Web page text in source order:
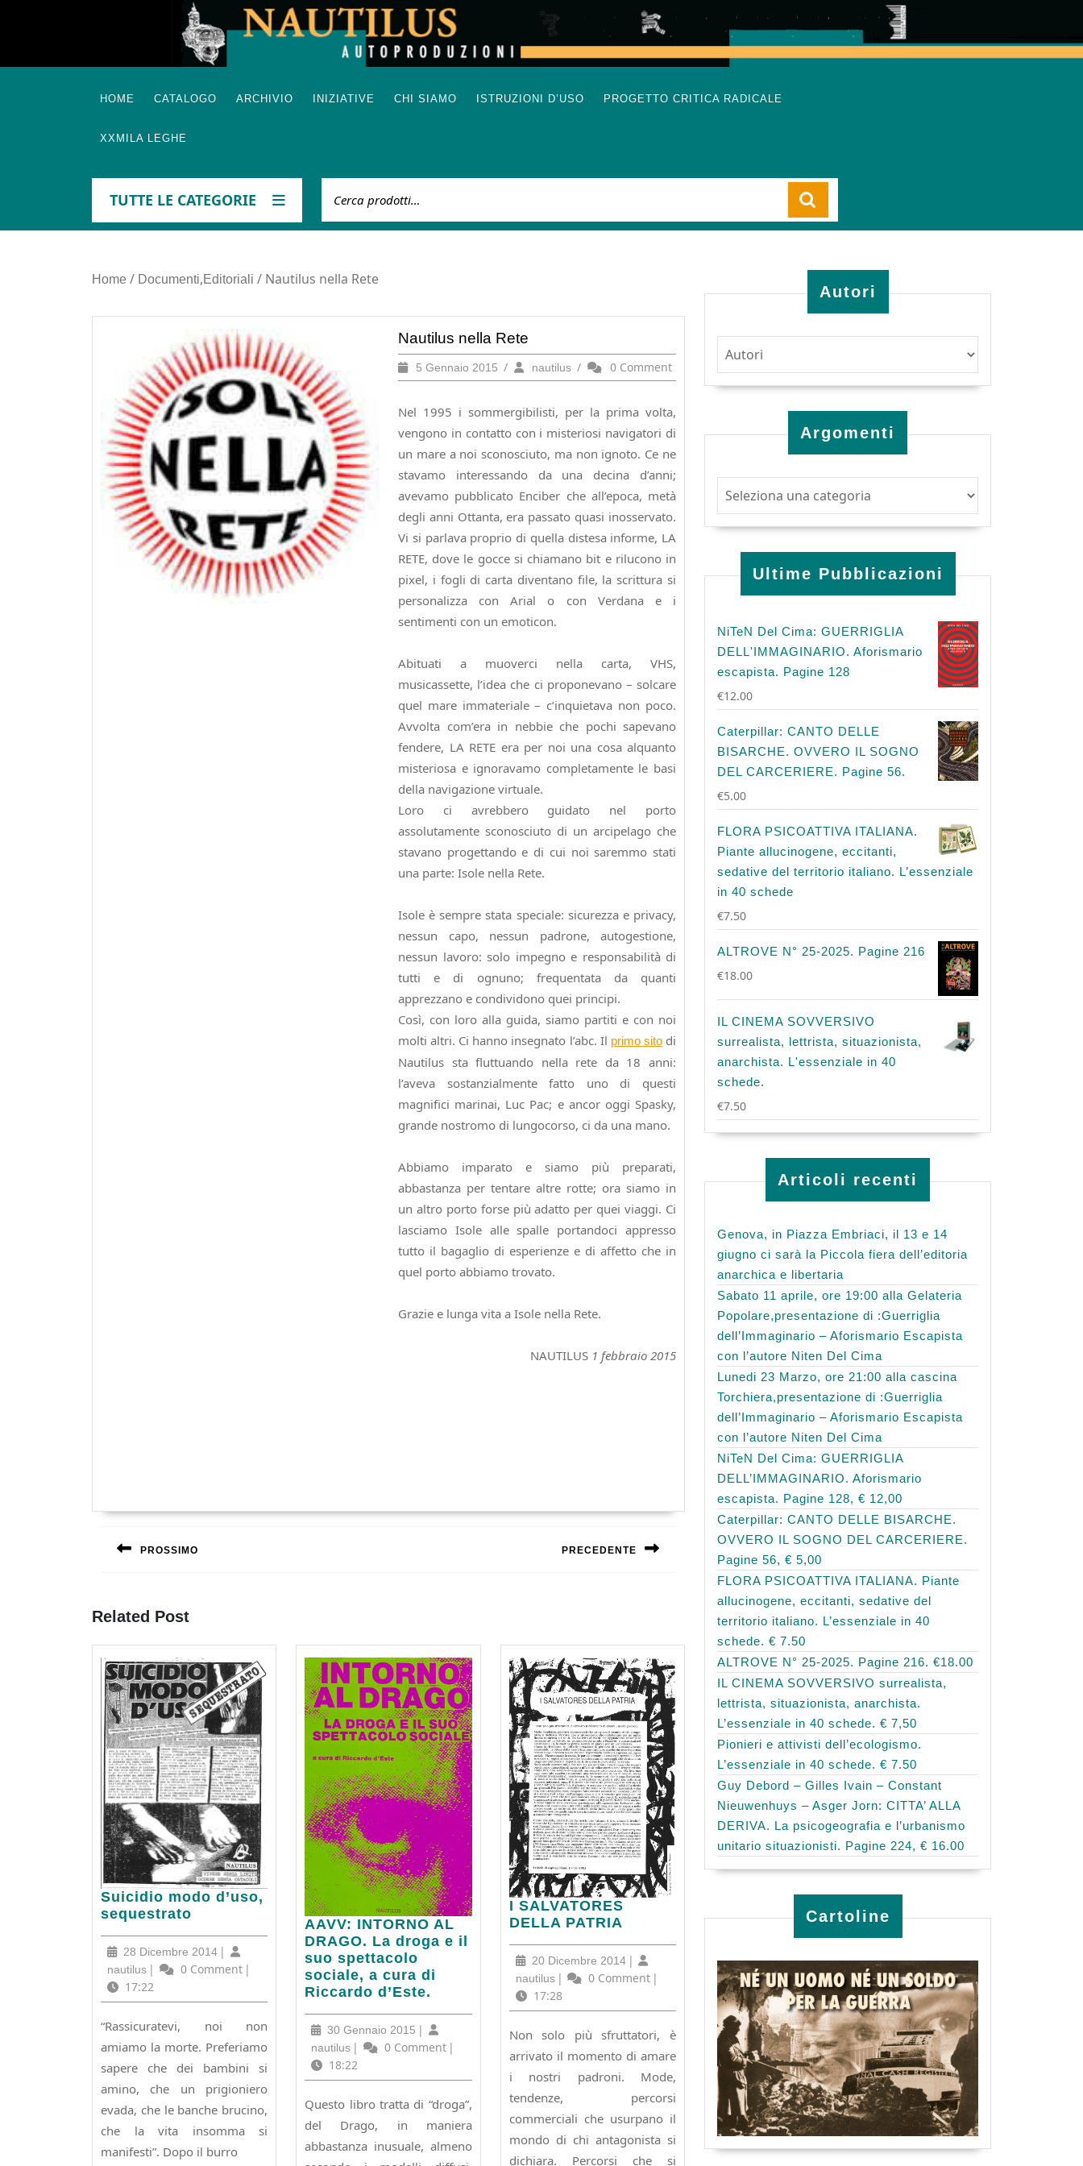
HOME CATALOGO ARCHIVIO INIZIATIVE CHI SIAMO ISTRUZIONI D’USO PROGETTO CRITICA RADICALE
XXMILA LEGHE
TUTTE LE CATEGORIE
Home / Documenti,Editoriali / Nautilus nella Rete
Nautilus nella Rete
5 Gennaio 2015
Gennaio
/ nautilusnautilus
/ 0 Comment
Nel 1995 i sommergibilisti, per la prima volta,
vengono in contatto con i misteriosi navigatori di
un mare a noi sconosciuto, ma non ignoto. Ce ne
stavamo interessando da una decina d’anni;
avevamo pubblicato Enciber che all’epoca, metà
degli anni Ottanta, era passato quasi inosservato.
Vi si parlava proprio di quella distesa informe, LA
RETE, dove le gocce si chiamano bit e rilucono in
pixel, i fogli di carta diventano file, la scrittura si
personalizza con Arial o con Verdana e i
sentimenti con un emoticon.
Abituati a muoverci nella carta, VHS,
musicassette, l’idea che ci proponevano – solcare
quel mare immateriale – c’inquietava non poco.
Avvolta com’era in nebbie che pochi sapevano
fendere, LA RETE era per noi una cosa alquanto
misteriosa e ignoravamo completamente le basi
della navigazione virtuale.
Loro ci avrebbero guidato nel porto
assolutamente sconosciuto di un arcipelago che
stavano progettando e di cui noi saremmo stati
una parte: Isole nella Rete.
Isole è sempre stata speciale: sicurezza e privacy,
nessun capo, nessun padrone, autogestione,
nessun lavoro: solo impegno e responsabilità di
tutti e di ognuno; frequentata da quanti
apprezzano e condividono quei principi.
Così, con loro alla guida, siamo partiti e con noi
molti altri. Ci hanno insegnato l’abc. Il primo sitodi
Nautilus sta fluttuando nella rete da 18 anni:
l’aveva sostanzialmente fatto uno di questi
magnifici marinai, Luc Pac; e ancor oggi Spasky,
grande nostromo di lungocorso, ci da una mano.
Abbiamo imparato e siamo più preparati,
abbastanza per tentare altre rotte; ora siamo in
un altro porto forse più adatto per quei viaggi. Ci
lasciamo Isole alle spalle portandoci appresso
tutto il bagaglio di esperienze e di affetto che in
quel porto abbiamo trovato.
Grazie e lunga vita a Isole nella Rete.
NAUTILUS 1 febbraio 2015
Navigazione
articoli
PROSSIMO PRECEDENTE
Related Post
Suicidio modo d’uso,
sequestrato
Suicidio
modo
sequestrato
28 Dicembre 2014 28
Dicembre
|
nautilus nautilus
| 0 Comment |
17:22
“Rassicuratevi, noi non
amiamo la morte. Preferiamo
sapere che dei bambini si
amino, che un prigioniero
evada, che le banche brucino,
che la vita insomma si
manifesti”. Dopo il burro
AAVV: INTORNO AL
DRAGO. La droga e il
suo spettacolo
sociale, a cura di
Riccardo d’Este.
AAVV:
INTORNO
AL
DRAGO.
La
e
suo
spettacolo
a
cura
di
Riccardo
30 Gennaio 2015 30
Gennaio
|
nautilus nautilus
| 0 Comment |
18:22
Questo libro tratta di “droga”,
del Drago, in maniera
abbastanza inusuale, almeno
I SALVATORES
DELLA PATRIA
I
SALVATORES
PATRIA
20 Dicembre 2014 20
Dicembre
|
nautilusnautilus
| 0 Comment |
17:28
Non solo più sfruttatori, è
arrivato il momento di amare
i nostri padroni. Mode,
tendenze, percorsi
commerciali che usurpano il
mondo di chi antagonista si
dichiara. Percorsi che si
Autori
Argomenti
Ultime Pubblicazioni
NiTeN Del Cima: GUERRIGLIA
DELL'IMMAGINARIO. Aforismario
escapista. Pagine 128
€12.00
Caterpillar: CANTO DELLE
BISARCHE. OVVERO IL SOGNO
DEL CARCERIERE. Pagine 56.
€5.00
FLORA PSICOATTIVA ITALIANA.
Piante allucinogene, eccitanti,
sedative del territorio italiano. L’essenziale
in 40 schede
€7.50
ALTROVE N° 25-2025. Pagine 216
€18.00
IL CINEMA SOVVERSIVO
surrealista, lettrista, situazionista,
anarchista. L'essenziale in 40
schede.
€7.50
Articoli recenti
Genova, in Piazza Embriaci, il 13 e 14
giugno ci sarà la Piccola fiera dell’editoria
anarchica e libertaria
Sabato 11 aprile, ore 19:00 alla Gelateria
Popolare,presentazione di :Guerriglia
dell’Immaginario – Aforismario Escapista
con l’autore Niten Del Cima
Lunedi 23 Marzo, ore 21:00 alla cascina
Torchiera,presentazione di :Guerriglia
dell’Immaginario – Aforismario Escapista
con l’autore Niten Del Cima
NiTeN Del Cima: GUERRIGLIA
DELL’IMMAGINARIO. Aforismario
escapista. Pagine 128, € 12,00
Caterpillar: CANTO DELLE BISARCHE.
OVVERO IL SOGNO DEL CARCERIERE.
Pagine 56, € 5,00
FLORA PSICOATTIVA ITALIANA. Piante
allucinogene, eccitanti, sedative del
territorio italiano. L’essenziale in 40
schede. € 7.50
ALTROVE N° 25-2025. Pagine 216. €18.00
IL CINEMA SOVVERSIVO surrealista,
lettrista, situazionista, anarchista.
L’essenziale in 40 schede. € 7,50
Pionieri e attivisti dell’ecologismo.
L’essenziale in 40 schede. € 7.50
Guy Debord – Gilles Ivain – Constant
Nieuwenhuys – Asger Jorn: CITTA’ ALLA
DERIVA. La psicogeografia e l’urbanismo
unitario situazionisti. Pagine 224, € 16.00
Cartoline